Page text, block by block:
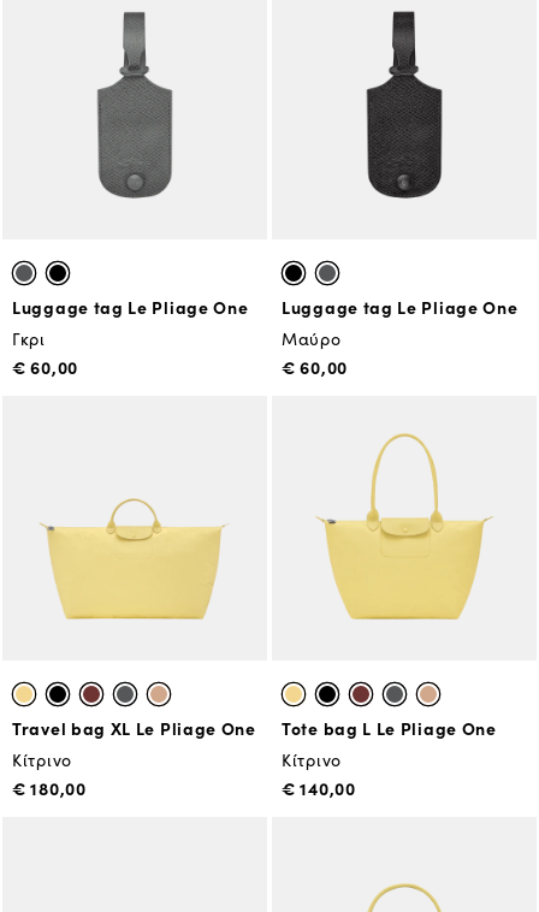
Luggage tag Le Pliage One
Γκρι
€ 60,00
Luggage tag Le Pliage One
Μαύρο
€ 60,00
Travel bag XL Le Pliage One
Κίτρινο
€ 180,00
Tote bag L Le Pliage One
Κίτρινο
€ 140,00